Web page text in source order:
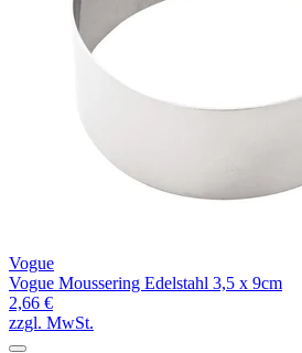
Vogue
Vogue Moussering Edelstahl 3,5 x 9cm
2,66 €
zzgl. MwSt.